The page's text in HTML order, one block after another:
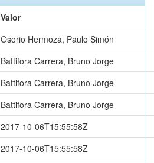
Valor
Osorio Hermoza, Paulo Simón
Battifora Carrera, Bruno Jorge
Battifora Carrera, Bruno Jorge
Battifora Carrera, Bruno Jorge
2017-10-06T15:55:58Z
2017-10-06T15:55:58Z